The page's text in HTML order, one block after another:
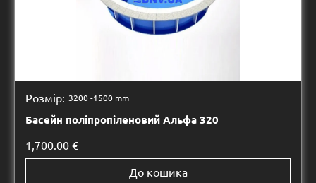
Розмір: 3200 -1500 mm
Басейн поліпропіленовий Альфа 320
1,700.00 €
До кошика